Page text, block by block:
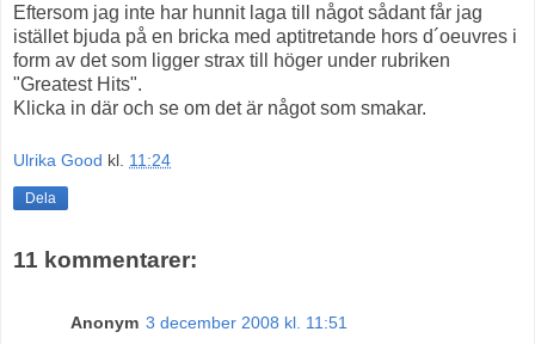
Eftersom jag inte har hunnit laga till något sådant får jag
istället bjuda på en bricka med aptitretande hors d´oeuvres i
form av det som ligger strax till höger under rubriken
"Greatest Hits".
Klicka in där och se om det är något som smakar.
Ulrika Good kl. 11:24
Dela
11 kommentarer:
Anonym 3 december 2008 kl. 11:51